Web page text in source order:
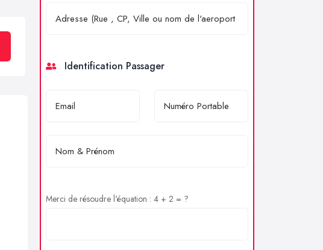
Identification Passager
Merci de résoudre l'équation : 4 + 2 = ?